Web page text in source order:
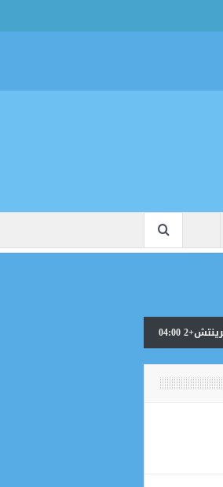
قمة الأهلي والزمالك تضرب موعدًا مبكرًا في
04:00